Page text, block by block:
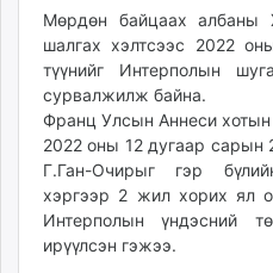
Мөрдөн байцаах албаны
шалгах хэлтсээс 2022
түүнийг Интерполын
сурвалжилж байна.
Франц Улсын Аннеси хотын
2022 оны 12 дугаар
Г.Ган-Очирыг гэр
хэргээр 2 жил хорих ял
Интерполын үндэсний
ирүүлсэн гэжээ.